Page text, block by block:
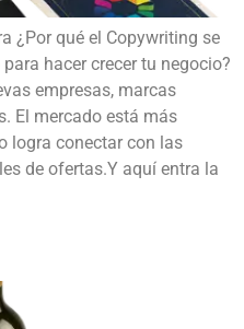
¿Por qué el Copywriting se
hacer crecer tu negocio?
empresas, marcas
El mercado está más
logra conectar con las
de ofertas.Y aquí entra la